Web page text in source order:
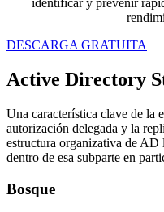
identificar y prevenir
DESCARGA GRATUITA
Active Directory
Una característica clave de la
autorización delegada y la
estructura organizativa de
dentro de esa subparte en
Bosque